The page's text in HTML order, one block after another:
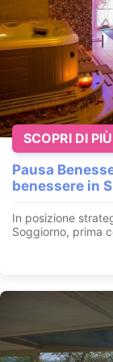
Pausa
benessere in
In posizione
Soggiorno, prima
SCOPRI DI PIÙ